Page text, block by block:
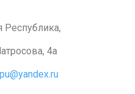
Республика,
4а